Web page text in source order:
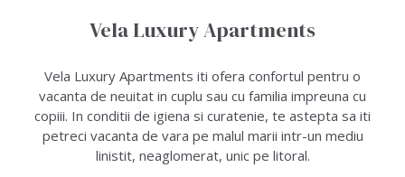
Vela Luxury Apartments
Vela Luxury Apartments iti ofera confortul pentru o
vacanta de neuitat in cuplu sau cu familia impreuna cu
copiii. In conditii de igiena si curatenie, te astepta sa iti
petreci vacanta de vara pe malul marii intr-un mediu
linistit, neaglomerat, unic pe litoral.